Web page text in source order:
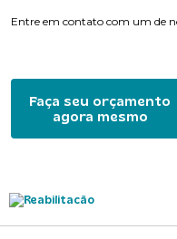
Entre em contato com um de
Faça seu orçamento
agora mesmo